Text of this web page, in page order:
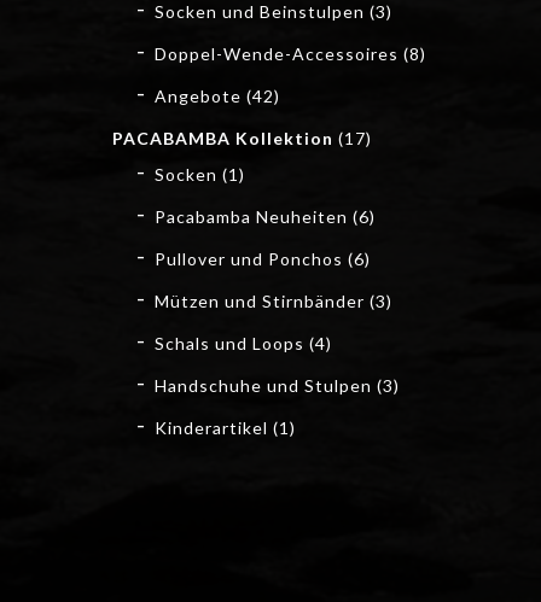
Socken und Beinstulpen (3)
Doppel-Wende-Accessoires (8)
Angebote (42)
PACABAMBA Kollektion (17)
Socken (1)
Pacabamba Neuheiten (6)
Pullover und Ponchos (6)
Mützen und Stirnbänder (3)
Schals und Loops (4)
Handschuhe und Stulpen (3)
Kinderartikel (1)